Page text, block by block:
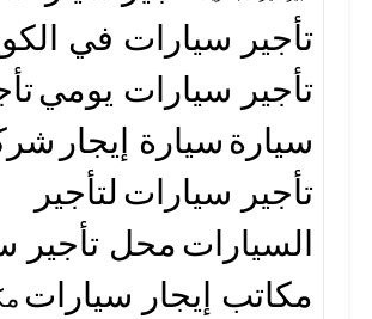
تأجير سيارات في
تأجير سيارات يومي
سيارة سيارة إيجار
تأجير سياراتلتأجير
السياراتمحل تأجير
مكاتب إيجار سيارات